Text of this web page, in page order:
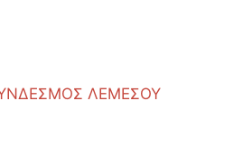
ΛΕΜΕΣΟΥ